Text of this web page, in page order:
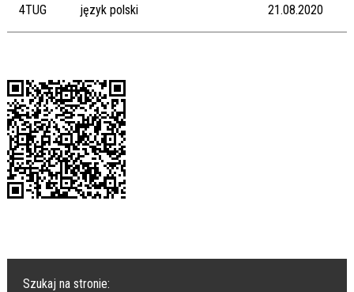
4TUG język polski 21.08.2020
Szukaj na stronie: